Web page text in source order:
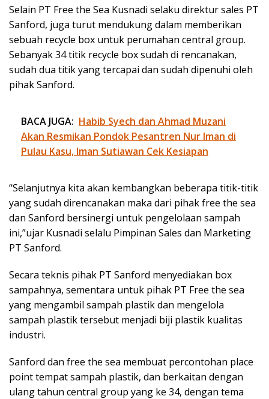
Selain PT Free the Sea Kusnadi selaku direktur sales PT
Sanford, juga turut mendukung dalam memberikan
sebuah recycle box untuk perumahan central group.
Sebanyak 34 titik recycle box sudah di rencanakan,
sudah dua titik yang tercapai dan sudah dipenuhi oleh
pihak Sanford.
BACA JUGA: Habib Syech dan Ahmad Muzani
Akan Resmikan Pondok Pesantren Nur Iman di
Pulau Kasu, Iman Sutiawan Cek Kesiapan
“Selanjutnya kita akan kembangkan beberapa titik-titik
yang sudah direncanakan maka dari pihak free the sea
dan Sanford bersinergi untuk pengelolaan sampah
ini,”ujar Kusnadi selalu Pimpinan Sales dan Marketing
PT Sanford.
Secara teknis pihak PT Sanford menyediakan box
sampahnya, sementara untuk pihak PT Free the sea
yang mengambil sampah plastik dan mengelola
sampah plastik tersebut menjadi biji plastik kualitas
industri.
Sanford dan free the sea membuat percontohan place
point tempat sampah plastik, dan berkaitan dengan
ulang tahun central group yang ke 34, dengan tema